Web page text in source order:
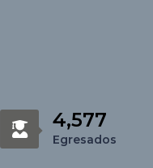
4,577
Egresados